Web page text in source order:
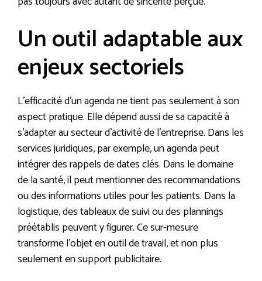
Un outil adaptable aux
enjeux sectoriels
L’efficacité d’un agenda ne tient pas seulement à son
aspect pratique. Elle dépend aussi de sa capacité à
s’adapter au secteur d’activité de l’entreprise. Dans les
services juridiques, par exemple, un agenda peut
intégrer des rappels de dates clés. Dans le domaine
de la santé, il peut mentionner des recommandations
ou des informations utiles pour les patients. Dans la
logistique, des tableaux de suivi ou des plannings
préétablis peuvent y figurer. Ce sur-mesure
transforme l’objet en outil de travail, et non plus
seulement en support publicitaire.